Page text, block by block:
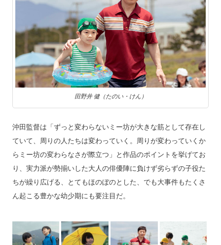
田野井 健（たのい・けん）
沖田監督は「ずっと変わらないミー坊が大きな筋として存在し
ていて、周りの人たちは変わっていく。周りが変わっていくか
らミー坊の変わらなさが際立つ」と作品のポイントを挙げてお
り、実力派が勢揃いした大人の俳優陣に負けず劣らずの子役た
ちが繰り広げる、とてもほのぼのとした、でも大事件もたくさ
ん起こる豊かな幼少期にも要注目だ。